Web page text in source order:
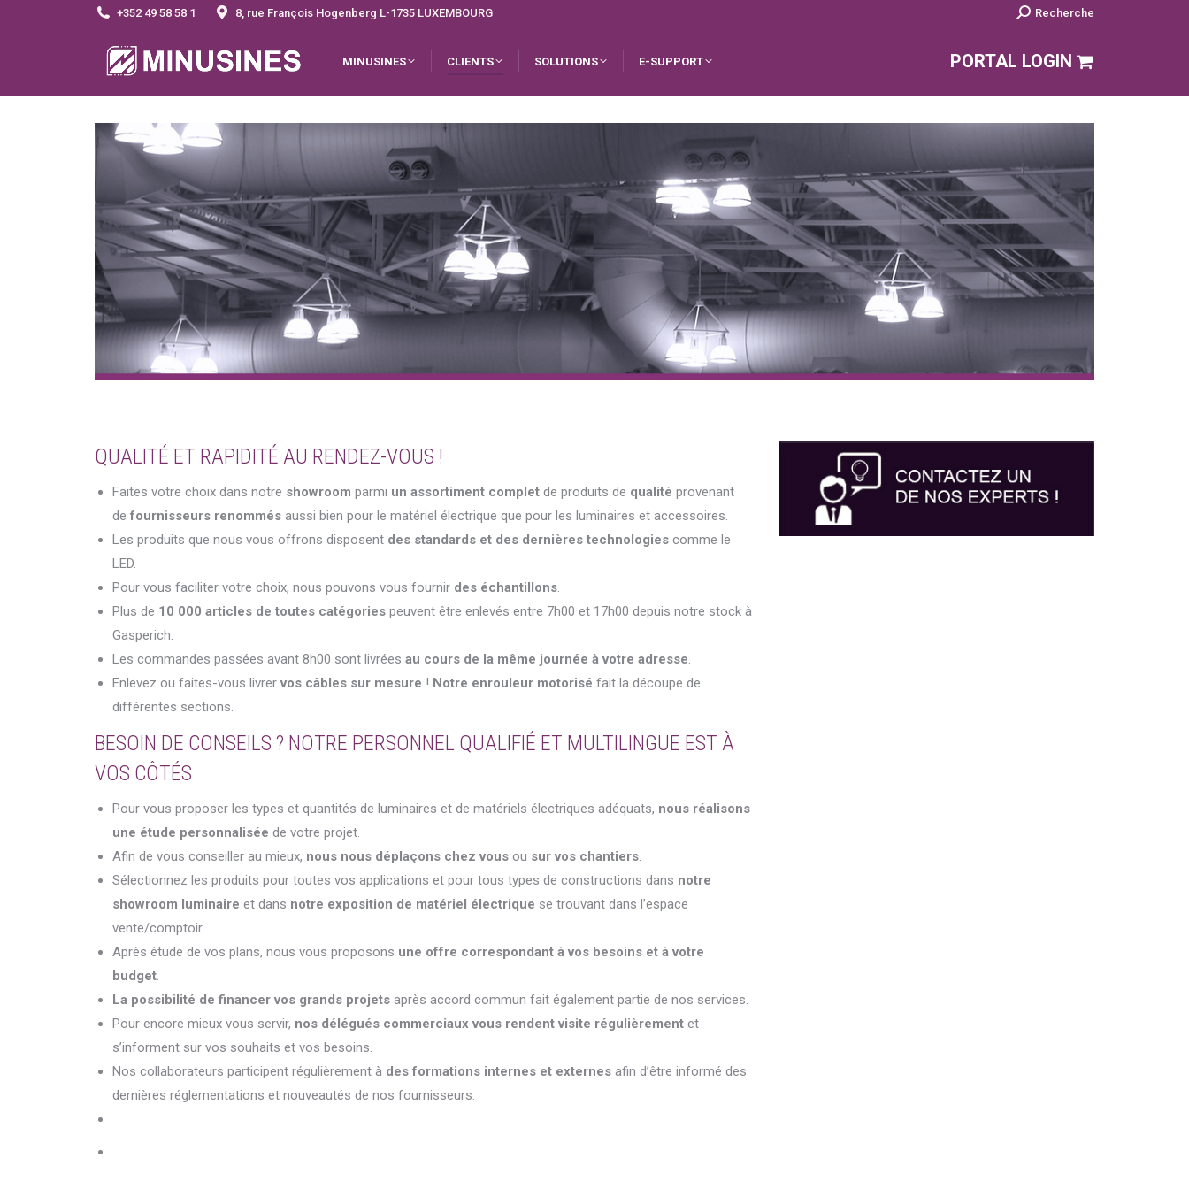
+352 49 58 58 1 8, rue François Hogenberg L-1735 LUXEMBOURG Search:Recherche
MINUSINES CLIENTS SOLUTIONS E-SUPPORT PORTAL LOGIN
QUALITÉ ET RAPIDITÉ AU RENDEZ-VOUS !
Faites votre choix dans notre showroom parmi un assortiment complet de produits de qualité provenant
de fournisseurs renommés aussi bien pour le matériel électrique que pour les luminaires et accessoires.
Les produits que nous vous offrons disposent des standards et des dernières technologies comme le
LED.
Pour vous faciliter votre choix, nous pouvons vous fournir des échantillons.
Plus de 10 000 articles de toutes catégories peuvent être enlevés entre 7h00 et 17h00 depuis notre stock à
Gasperich.
Les commandes passées avant 8h00 sont livrées au cours de la même journée à votre adresse.
Enlevez ou faites-vous livrer vos câbles sur mesure ! Notre enrouleur motorisé fait la découpe de
différentes sections.
BESOIN DE CONSEILS ? NOTRE PERSONNEL QUALIFIÉ ET MULTILINGUE EST À
VOS CÔTÉS
Pour vous proposer les types et quantités de luminaires et de matériels électriques adéquats, nous réalisons
une étude personnalisée de votre projet.
Afin de vous conseiller au mieux, nous nous déplaçons chez vous ou sur vos chantiers.
Sélectionnez les produits pour toutes vos applications et pour tous types de constructions dans notre
showroom luminaire et dans notre exposition de matériel électrique se trouvant dans l’espace
vente/comptoir.
Après étude de vos plans, nous vous proposons une offre correspondant à vos besoins et à votre
budget.
La possibilité de financer vos grands projets après accord commun fait également partie de nos services.
Pour encore mieux vous servir, nos délégués commerciaux vous rendent visite régulièrement et
s’informent sur vos souhaits et vos besoins.
Nos collaborateurs participent régulièrement à des formations internes et externes afin d’être informé des
dernières réglementations et nouveautés de nos fournisseurs.